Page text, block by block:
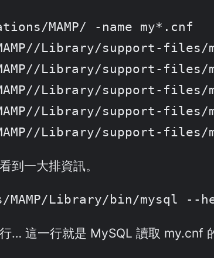
MAMP/ -name my*.cnf
Library/support-files/
Library/support-files/
Library/support-files/
Library/support-files/
Library/support-files/
到一大排資訊。
Library/bin/mysql --
… 這一行就是 MySQL 讀取 my.cnf